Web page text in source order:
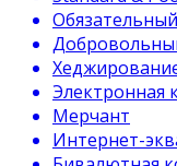
Электронная
Мерчант
Интернет-